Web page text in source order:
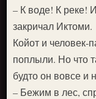
– К воде! К реке!
закричал Иктоми.
Койот и человек-
поплыли. Но что
будто он вовсе и
– Бежим в лес,